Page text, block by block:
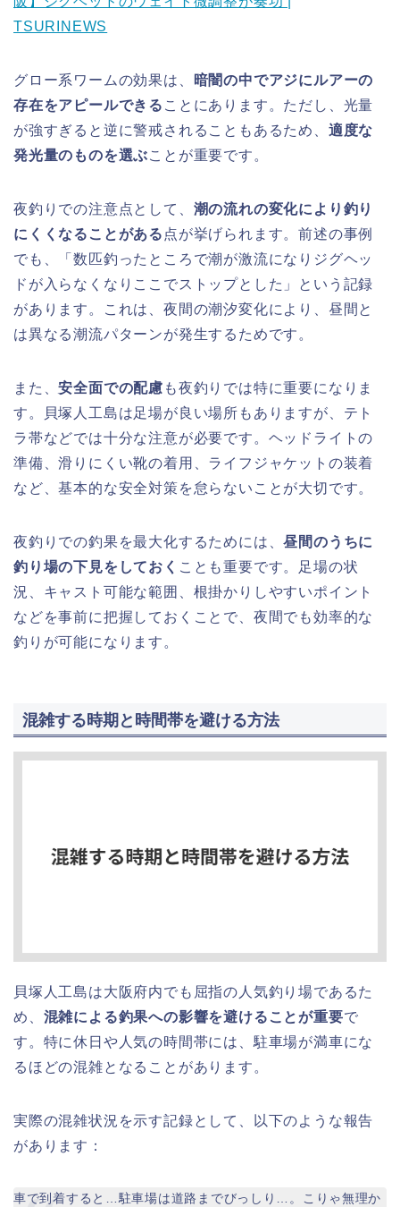
TSURINEWS
グロー系ワームの効果は、
暗闇の中でアジにルアーの
存在をアピールできる ことにあります。ただし、光量
が強すぎると逆に警戒されることもあるため、 適度な
発光量のものを選ぶことが重要です。
夜釣りでの注意点として、 潮の流れの変化により釣り
にくくなることがある 点が挙げられます。前述の事例
でも、「数匹釣ったところで潮が激流になりジグヘッ
ドが入らなくなりここでストップとした」という記録
があります。これは、夜間の潮汐変化により、昼間と
は異なる潮流パターンが発生するためです。
また、安全面での配慮 も夜釣りでは特に重要になりま
す。貝塚人工島は足場が良い場所もありますが、テト
ラ帯などでは十分な注意が必要です。ヘッドライトの
準備、滑りにくい靴の着用、ライフジャケットの装着
など、基本的な安全対策を怠らないことが大切です。
夜釣りでの釣果を最大化するためには、昼間のうちに
釣り場の下見をしておく ことも重要です。足場の状
況、キャスト可能な範囲、根掛かりしやすいポイント
などを事前に把握しておくことで、夜間でも効率的な
釣りが可能になります。
混雑する時期と時間帯を避ける方法
貝塚人工島は大阪府内でも屈指の人気釣り場であるた
め、 混雑による釣果への影響を避けることが重要で
す。特に休日や人気の時間帯には、駐車場が満車にな
るほどの混雑となることがあります。
実際の混雑状況を示す記録として、以下のような報告
があります：
車で到着すると…駐車場は道路までびっしり…。こりゃ無理か